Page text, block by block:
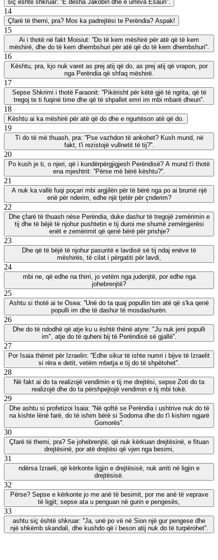
siç është shkruar: ''E desha Jakobin dhe e urreva Esaun''.
14
Çfarë të themi, pra? Mos ka padrejtësi te Perëndia? Aspak!
15
Ai i thotë në fakt Moisiut: ''Do të kem mëshirë për atë që të kem
mëshirë, dhe do të kem dhembshuri për atë që do të kem dhembshuri''.
16
Kështu, pra, kjo nuk varet as prej atij që do, as prej atij që vrapon, por
nga Perëndia që shfaq mëshirë.
17
Sepse Shkrimi i thotë Faraonit: ''Pikërisht për këtë gjë të ngrita, që të
tregoj te ti fuqinë time dhe që të shpallet emri im mbi mbarë dheun''.
18
Kështu ai ka mëshirë për atë që do dhe e ngurtëson atë që do.
19
Ti do të më thuash, pra: ''Pse vazhdon të ankohet? Kush mund, në
fakt, t'i rezistojë vullnetit të tij?''.
20
Po kush je ti, o njeri, që i kundërpërgjigjesh Perëndisë? A mund t'i thotë
ena mjeshtrit: ''Përse më bërë kështu?''.
21
A nuk ka vallë fuqi poçari mbi argjilën për të bërë nga po ai brumë një
enë për nderim, edhe një tjetër për çnderim?
22
Dhe çfarë të thuash nëse Perëndia, duke dashur të tregojë zemërimin e
tij dhe të bëjë të njohur pushtetin e tij duroi me shumë zemërgjerësi
enët e zemërimit që qenë bërë për prishje?
23
Dhe që të bëjë të njohur pasuritë e lavdisë së tij ndaj enëve të
mëshirës, të cilat i përgatiti për lavdi,
24
mbi ne, që edhe na thirri, jo vetëm nga judenjtë, por edhe nga
johebrenjtë?
25
Ashtu si thotë ai te Osea: ''Unë do ta quaj popullin tim atë që s'ka qenë
populli im dhe të dashur të mosdashurën.
26
Dhe do të ndodhë që atje ku u është thënë atyre: "Ju nuk jeni populli
im", atje do të quheni bij të Perëndisë së gjallë''.
27
Por Isaia thërret për Izraelin: ''Edhe sikur të ishte numri i bijve të Izraelit
si rëra e detit, vetëm mbetja e tij do të shpëtohet''.
28
Në fakt ai do ta realizojë vendimin e tij me drejtësi, sepse Zoti do ta
realizojë dhe do ta përshpejtojë vendimin e tij mbi tokë.
29
Dhe ashtu si profetizoi Isaia: ''Në qoftë se Perëndia i ushtrive nuk do të
na kishte lënë farë, do të ishim bërë si Sodoma dhe do t'i kishim ngjarë
Gomorës''.
30
Çfarë të themi, pra? Se johebrenjtë, që nuk kërkuan drejtësinë, e fituan
drejtësinë, por atë drejtësi që vjen nga besimi,
31
ndërsa Izraeli, që kërkonte ligjin e drejtësisë, nuk arriti në ligjin e
drejtësisë.
32
Përse? Sepse e kërkonte jo me anë të besimit, por me anë të veprave
të ligjit; sepse ata u penguan në gurin e pengesës,
33
ashtu siç është shkruar: ''Ja, unë po vë në Sion një gur pengese dhe
një shkëmb skandali, dhe kushdo që i beson atij nuk do të turpërohet''.